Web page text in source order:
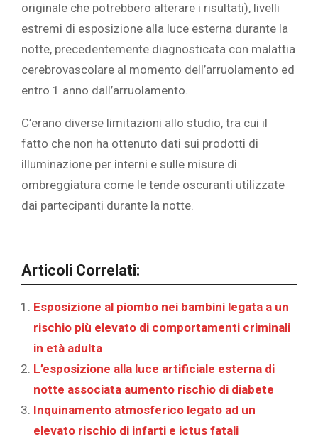
originale che potrebbero alterare i risultati), livelli
estremi di esposizione alla luce esterna durante la
notte, precedentemente diagnosticata con malattia
cerebrovascolare al momento dell’arruolamento ed
entro 1 anno dall’arruolamento.
C’erano diverse limitazioni allo studio, tra cui il
fatto che non ha ottenuto dati sui prodotti di
illuminazione per interni e sulle misure di
ombreggiatura come le tende oscuranti utilizzate
dai partecipanti durante la notte.
Articoli Correlati:
Esposizione al piombo nei bambini legata a un
rischio più elevato di comportamenti criminali
in età adulta
L’esposizione alla luce artificiale esterna di
notte associata aumento rischio di diabete
Inquinamento atmosferico legato ad un
elevato rischio di infarti e ictus fatali